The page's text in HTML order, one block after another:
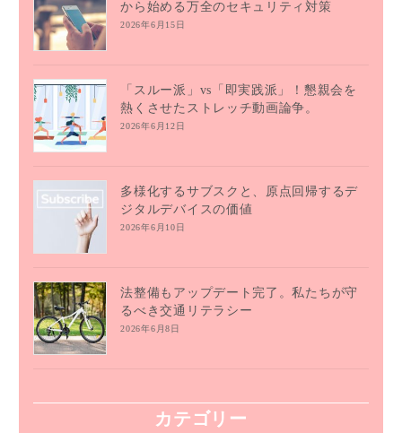
から始める万全のセキュリティ対策
2026年6月15日
「スルー派」vs「即実践派」！懇親会を
熱くさせたストレッチ動画論争。
2026年6月12日
多様化するサブスクと、原点回帰するデ
ジタルデバイスの価値
2026年6月10日
法整備もアップデート完了。私たちが守
るべき交通リテラシー
2026年6月8日
カテゴリー